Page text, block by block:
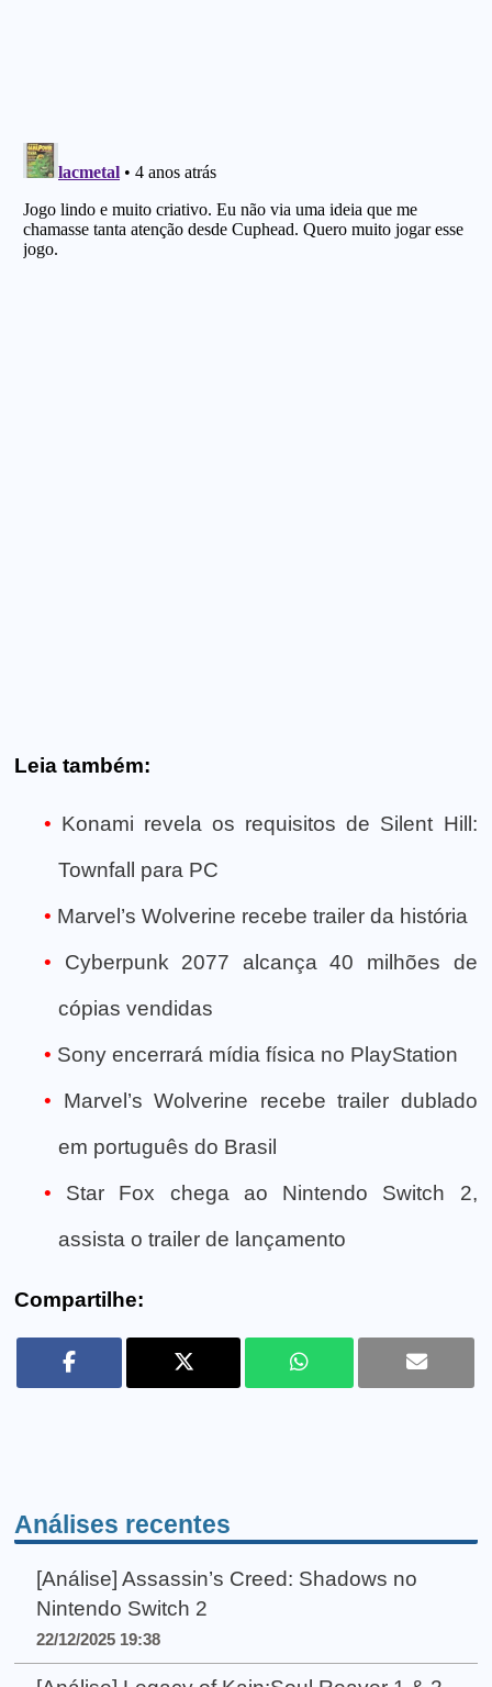
Leia também:
Konami revela os requisitos de Silent Hill:
Townfall para PC
Marvel’s Wolverine recebe trailer da história
Cyberpunk 2077 alcança 40 milhões de
cópias vendidas
Sony encerrará mídia física no PlayStation
Marvel’s Wolverine recebe trailer dublado
em português do Brasil
Star Fox chega ao Nintendo Switch 2,
assista o trailer de lançamento
Compartilhe:
Análises recentes
[Análise] Assassin’s Creed: Shadows no
Nintendo Switch 2
22/12/2025 19:38